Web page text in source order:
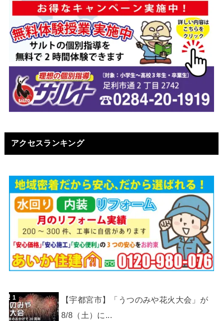
アクセスランキング
【宇都宮市】「うつのみや花火大会」が
8/8（土）に...